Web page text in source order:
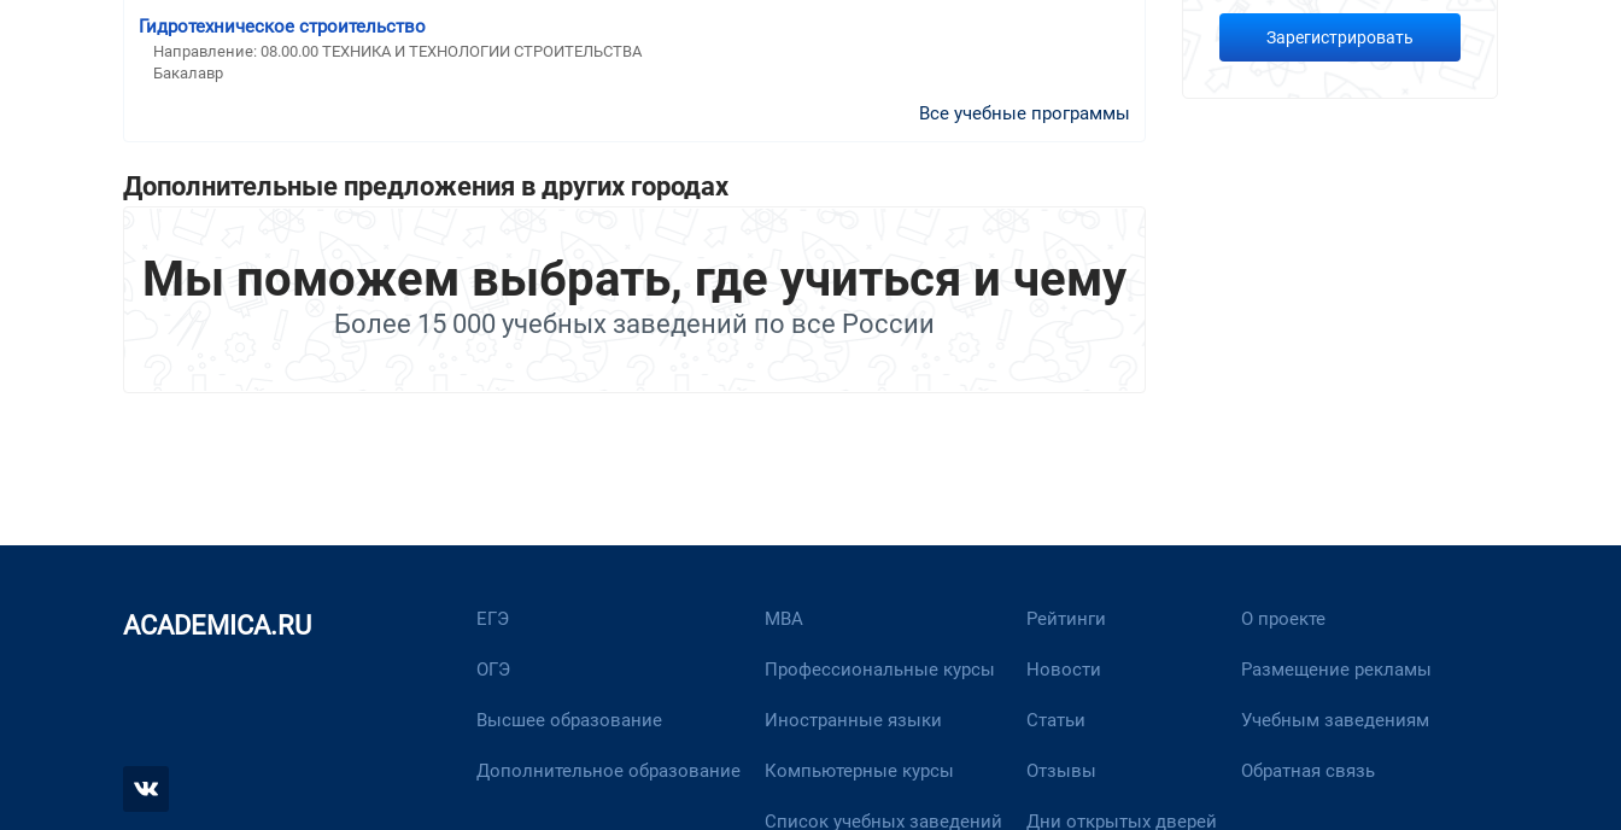
Гидротехническое строительство
Направление: 08.00.00 ТЕХНИКА И ТЕХНОЛОГИИ СТРОИТЕЛЬСТВА
Бакалавр
Все учебные программы
Дополнительные предложения в других городах
Мы поможем выбрать, где учиться и чему
Более 15 000 учебных заведений по все России
Зарегистрировать
ACADEMICA.RU ЕГЭ
ОГЭ
Высшее образование
Дополнительное образование
МВА
Профессиональные курсы
Иностранные языки
Компьютерные курсы
Список учебных заведений
Рейтинги
Новости
Статьи
Отзывы
Дни открытых дверей
О проекте
Размещение рекламы
Учебным заведениям
Обратная связь